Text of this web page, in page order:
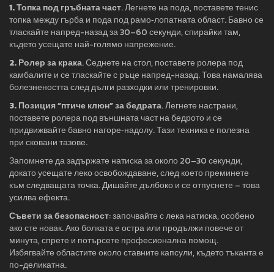
1. Топка под гръбната част. Легнете на пода, поставете тенис
топка между гърба и пода под рамо‑лопатната област. Бавно се
тласкайте напред-назад за 30–60 секунди, спирайки там,
където усещате най-голямо напрежение.
2. Ролер за крака. Седнете на стол, поставете ролера под
камбалите и се тласкайте с ръце напред-назад. Това намалява
болезнеността след дълги разходки или тренировки.
3. Позиция “птиче клюн” за бедрата. Легнете настрани,
поставете ролера под външната част на бедрото и се
придвижвайте бавно нагоре‑надолу. Тази техника е полезна
при сковани тазове.
Запомнете да задържате натиска за около 20–30 секунди,
докато усещате леко освобождаване, след което преминете
към следващата точка. Дишайте дълбоко и се отпуснете – това
усилва ефекта.
Съвети за безопасност: започвайте с лека натиска, особено
ако сте новак. Ако болката е остра или продължи повече от
минута, спрете и потърсете професионална помощ.
Избягвайте областите около ставните капсули, където тъканта е
по-деликатна.